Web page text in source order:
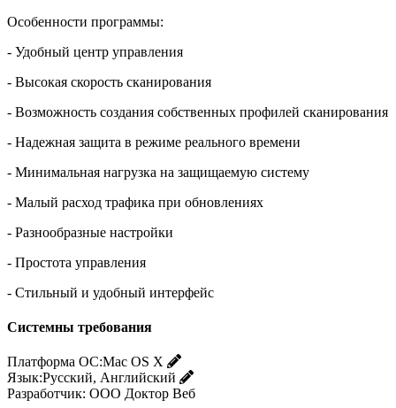
Особенности программы:
- Удобный центр управления
- Высокая скорость сканирования
- Возможность создания собственных профилей сканирования
- Надежная защита в режиме реального времени
- Минимальная нагрузка на защищаемую систему
- Малый расход трафика при обновлениях
- Разнообразные настройки
- Простота управления
- Стильный и удобный интерфейс
Системны требования
Платформа ОС:Mac OS X
Язык:Русский, Английский
Разработчик: ООО Доктор Веб